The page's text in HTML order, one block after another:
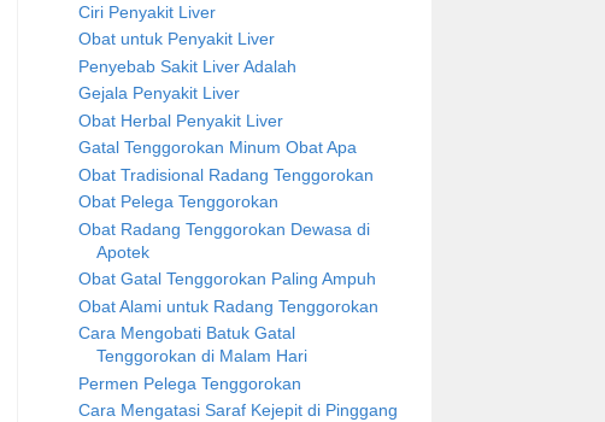
Ciri Penyakit Liver
Obat untuk Penyakit Liver
Penyebab Sakit Liver Adalah
Gejala Penyakit Liver
Obat Herbal Penyakit Liver
Gatal Tenggorokan Minum Obat Apa
Obat Tradisional Radang Tenggorokan
Obat Pelega Tenggorokan
Obat Radang Tenggorokan Dewasa di
Apotek
Obat Gatal Tenggorokan Paling Ampuh
Obat Alami untuk Radang Tenggorokan
Cara Mengobati Batuk Gatal
Tenggorokan di Malam Hari
Permen Pelega Tenggorokan
Cara Mengatasi Saraf Kejepit di Pinggang